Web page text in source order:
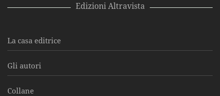
Edizioni Altravista
La casa editrice
Gli autori
Collane